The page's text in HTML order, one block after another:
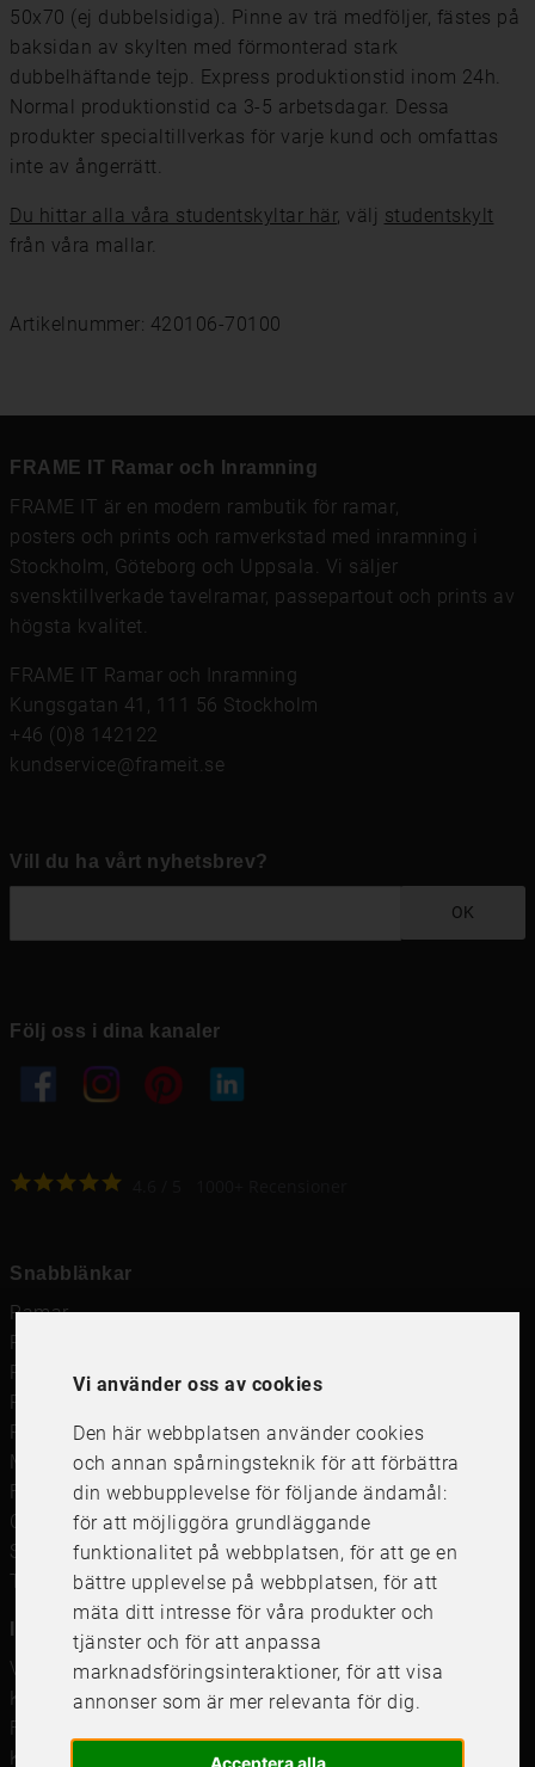
Vi använder oss av cookies
Den här webbplatsen använder cookies
och annan spårningsteknik för att förbättra
din webbupplevelse för följande ändamål:
för att möjliggöra grundläggande
funktionalitet på webbplatsen, för att ge en
bättre upplevelse på webbplatsen,för att
mäta ditt intresse för våra produkter och
tjänster och för att anpassa
marknadsföringsinteraktioner,för att visa
annonser som är mer relevanta för dig.
Acceptera alla
50x70 (ej dubbelsidiga). Pinne av trä medföljer, fästes på
baksidan av skylten med förmonterad stark
dubbelhäftande tejp. Express produktionstid inom 24h.
Normal produktionstid ca 3-5 arbetsdagar. Dessa
produkter specialtillverkas för varje kund och omfattas
inte av ångerrätt.
Du hittar alla våra studentskyltar här, välj studentskylt
från våra mallar.
Artikelnummer: 420106-70100
FRAME IT Ramar och Inramning
FRAME IT är en modern rambutik för ramar
posters och prints och ramverkstad med inramning i
Stockholm, Göteborg och Uppsala. Vi säljer
svensktillverkade tavelramar, passepartout och prints av
högsta kvalitet.
FRAME IT Ramar och Inramning
Kungsgatan 41, 111 56 Stockholm
+46 (0)8 142122
kundservice@frameit.se
Vill du ha vårt nyhetsbrev?
OK
Följ oss i dina kanaler
Snabblänkar
Ramar
Ramar till Samsung The Frame
Ramverkstad & inramning
Passepartout
Posters
Måttbeställd passepartout
Framkalla bilder
Canvastavla
Studentskylt och studentplakat
Tavelkrok
Information
Våra butiker
Kundservice
Företagsförsäljning
Köpvillkor